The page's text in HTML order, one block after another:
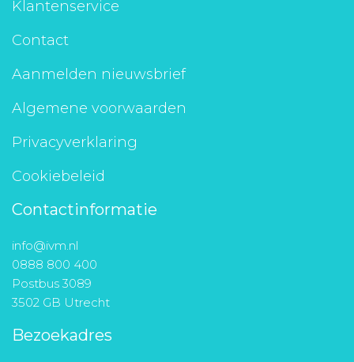
Klantenservice
Contact
Aanmelden nieuwsbrief
Algemene voorwaarden
Privacyverklaring
Cookiebeleid
Contactinformatie
info@ivm.nl
0888 800 400
Postbus 3089
3502 GB Utrecht
Bezoekadres